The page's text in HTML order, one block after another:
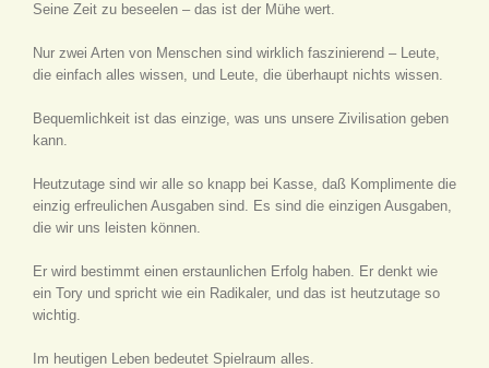
Seine Zeit zu beseelen – das ist der Mühe wert.
Nur zwei Arten von Menschen sind wirklich faszinierend – Leute,
die einfach alles wissen, und Leute, die überhaupt nichts wissen.
Bequemlichkeit ist das einzige, was uns unsere Zivilisation geben
kann.
Heutzutage sind wir alle so knapp bei Kasse, daß Komplimente die
einzig erfreulichen Ausgaben sind. Es sind die einzigen Ausgaben,
die wir uns leisten können.
Er wird bestimmt einen erstaunlichen Erfolg haben. Er denkt wie
ein Tory und spricht wie ein Radikaler, und das ist heutzutage so
wichtig.
Im heutigen Leben bedeutet Spielraum alles.